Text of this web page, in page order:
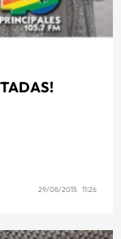
29/08/2015 11:26